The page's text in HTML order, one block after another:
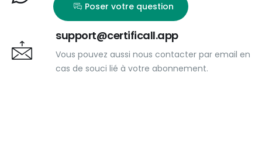
Poser votre question
support@certificall.app
Vous pouvez aussi nous contacter par email en
cas de souci lié à votre abonnement.